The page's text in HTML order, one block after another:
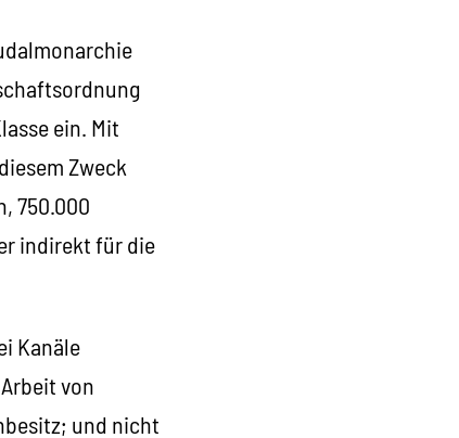
ein. Mit
Zweck
750.000
indirekt für die
Kanäle
von
und nicht